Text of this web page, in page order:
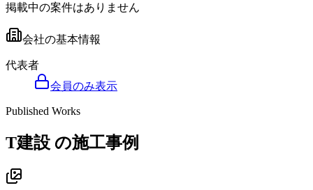
掲載中の案件はありません
会社の基本情報
代表者
会員のみ表示
Published Works
T建設 の施工事例